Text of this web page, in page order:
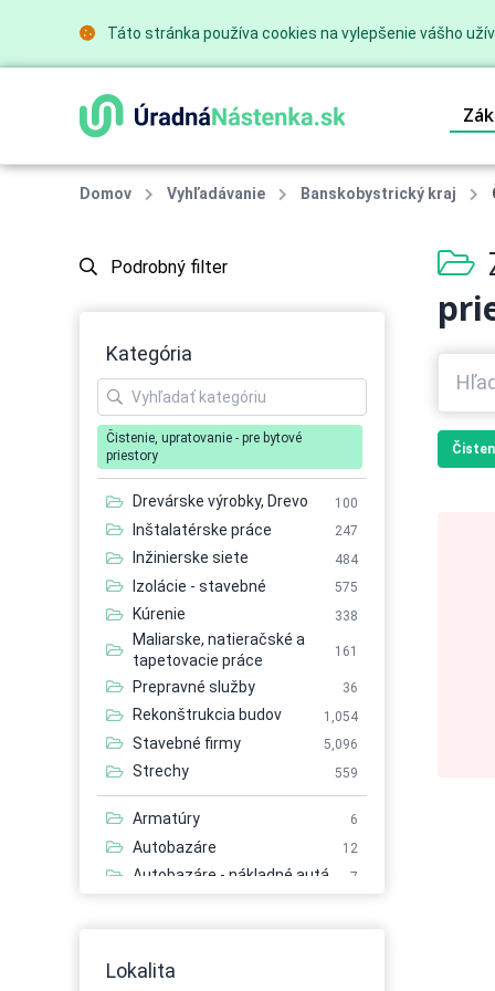
Táto stránka používa cookies na vylepšenie vášho
Domov Vyhľadávanie Banskobystrický kraj
Podrobný filter
Kategória
Čistenie, upratovanie - pre bytové
priestory
Drevárske výrobky, Drevo 100
Inštalatérske práce 247
Inžinierske siete 484
Izolácie - stavebné 575
Kúrenie 338
Maliarske, natieračské a
tapetovacie práce
161
Prepravné služby 36
Rekonštrukcia budov 1,054
Stavebné firmy 5,096
Strechy 559
Armatúry 6
Autobazáre 12
Autobazáre - nákladné autá 7
Autobazáre - úžitkové autá 7
Autobusová doprava
Lokalita